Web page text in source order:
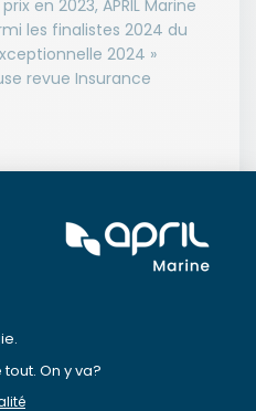
en 2023, APRIL Marine
les finalistes 2024 du
2024 »
revue Insurance